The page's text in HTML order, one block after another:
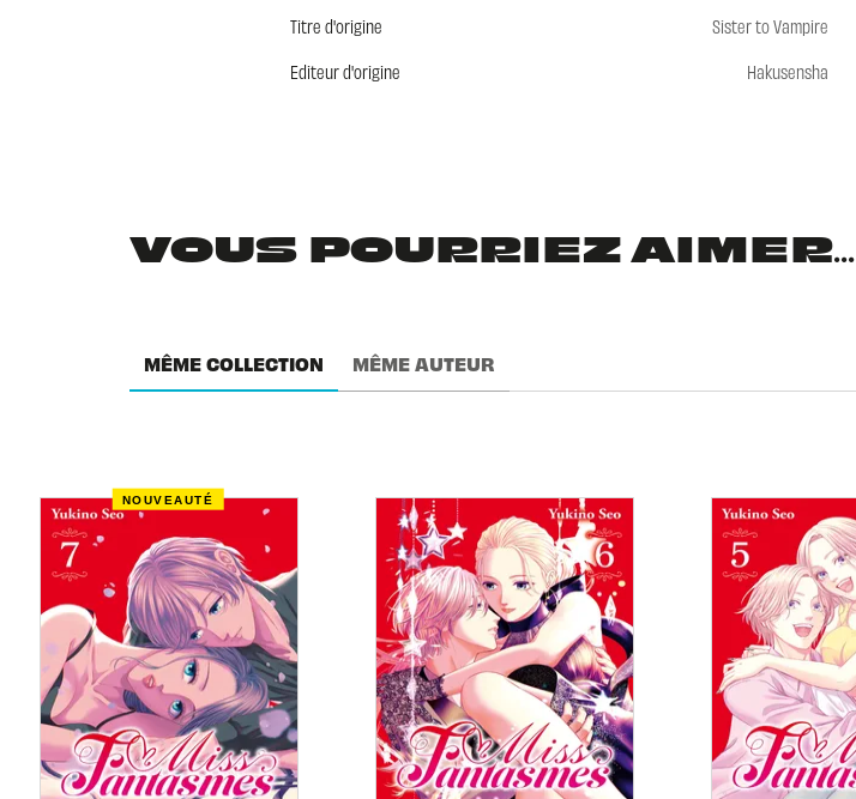
Titre d'origine
Sister to Vampire
Editeur d'origine
Hakusensha
VOUS POURRIEZ AIMER...
MÊME COLLECTION MÊME AUTEUR
NOUVEAUTÉ